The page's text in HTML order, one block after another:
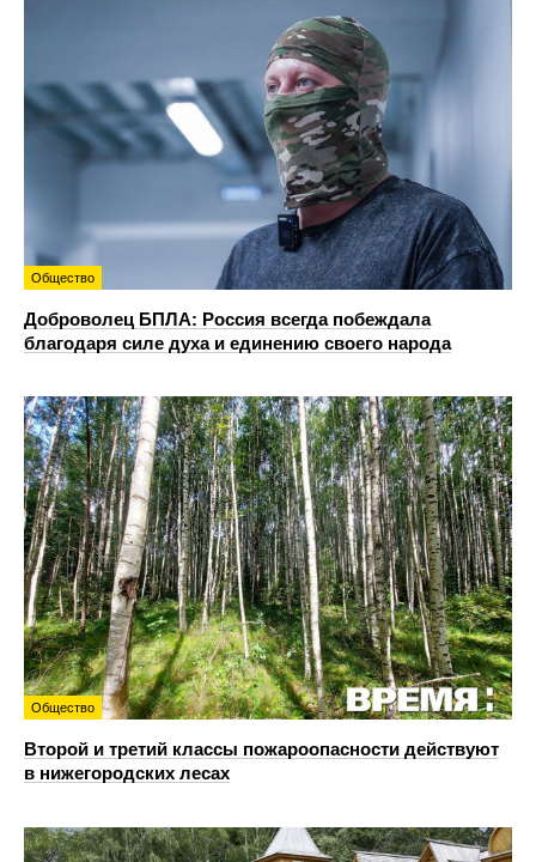
Общество
Доброволец БПЛА: Россия всегда побеждала
благодаря силе духа и единению своего народа
Общество
Второй и третий классы пожароопасности действуют
в нижегородских лесах